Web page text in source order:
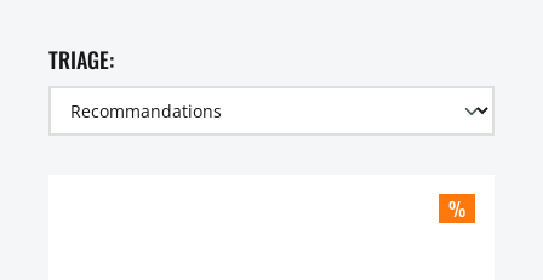
TRIAGE:
%